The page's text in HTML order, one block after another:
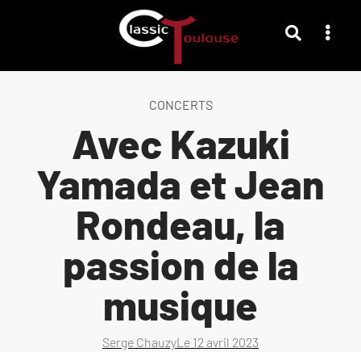
CONCERTS
Avec Kazuki
Yamada et Jean
Rondeau, la
passion de la
musique
Serge ChauzyLe 12 avril 2023